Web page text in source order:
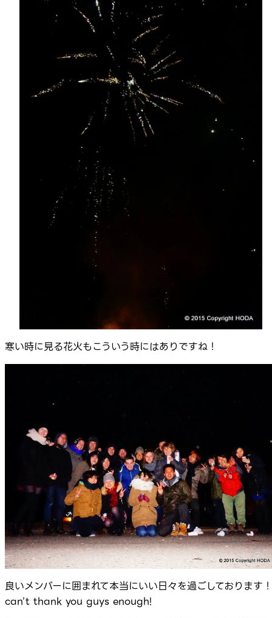
寒い時に見る花火もこういう時にはありですね！
良いメンバーに囲まれて本当にいい日々を過ごしております
can’t thank you guys enough!